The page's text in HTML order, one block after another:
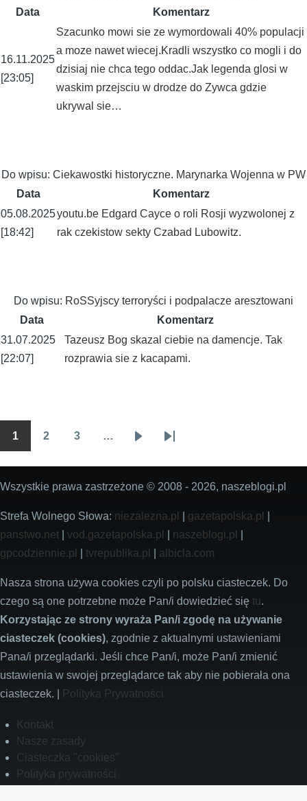
Data
Komentarz
16.11.2025
[23:05]
Szacunko mowi sie ze wymordowali 40% populacji
a moze nawet wiecej.Kradli wszystko co mogli i do
dzisiaj nie chca tego oddac.Jak legenda glosi w
waskim przejsciu w drodze do Zywca gdzie
ukrywal sie…
Do wpisu: Ciekawostki historyczne. Marynarka Wojenna w PW
Data
Komentarz
05.08.2025
[18:42]
youtu.be Edgard Cayce o roli Rosji wyzwolonej z
rak czekistow sekty Czabad Lubowitz.
Do wpisu: RoSSyjscy terroryści i podpalacze aresztowani
Data
Komentarz
31.07.2025
[22:07]
Tazeusz Bog skazal ciebie na damencje. Tak
rozprawia sie z kacapami.
Stronicowanie
Wszyscy
1
Wszyscy
2
Wszyscy
3 …
NastępnaOstatnia
Wszystkie prawa zastrzeżone © 2008 - 2026, naszeblogi.pl
Strefa Wolnego Słowa: niezalezna.pl gazetapolska.pl
panstwo.net
vod.gazetapolska.pl naszeblogi.pl
gpcodziennie.pl
tvrepublika.pl albicla.com
Nasza strona używa cookies czyli po polsku ciasteczek. Do
czego są one potrzebne może Pan/i dowiedzieć się tu.
Korzystając ze strony wyraża Pan/i zgodę na używanie
ciasteczek (cookies), zgodnie z aktualnymi ustawieniami
Pana/i przeglądarki. Jeśli chce Pan/i, może Pan/i zmienić
ustawienia w swojej przeglądarce tak aby nie pobierała ona
ciasteczek. |
Polityka Prywatności
FooterKontakt
Nasze zasady
Ciasteczka "cookies"
Polityka prywatności